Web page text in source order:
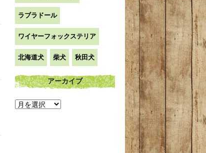
ラブラドール
ワイヤーフォックステリア
北海道犬 柴犬 秋田犬
アーカイブ
ア